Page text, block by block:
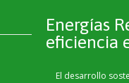
Energías
eficiencia
El desarrollo